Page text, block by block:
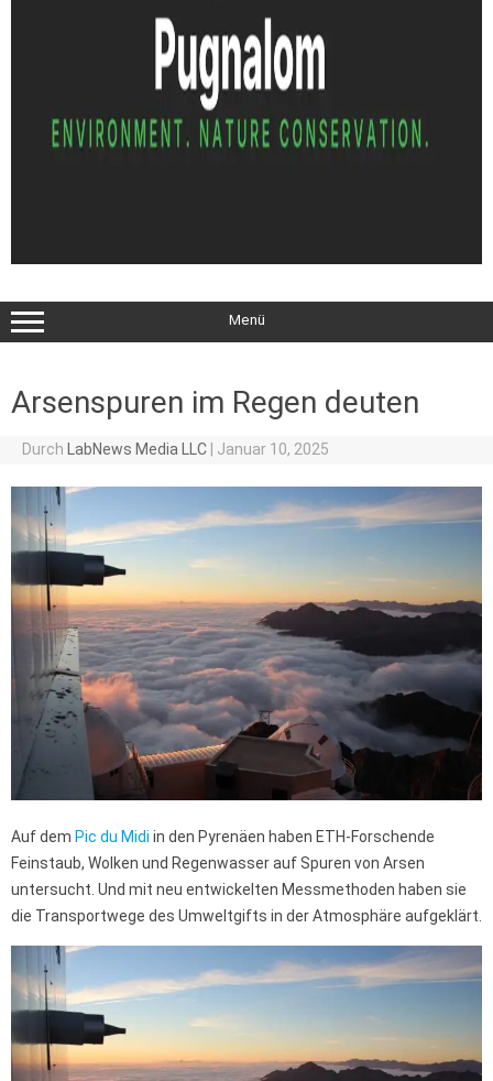
Menü
Arsenspuren im Regen deuten
Durch LabNews Media LLC Januar 10, 2025
Auf dem Pic du Midi in den Pyrenäen haben ETH-Forschende
Feinstaub, Wolken und Regenwasser auf Spuren von Arsen
untersucht. Und mit neu entwickelten Messmethoden haben sie
die Transportwege des Umweltgifts in der Atmosphäre aufgeklärt.